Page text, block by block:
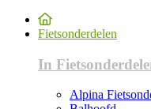
Fietsonderdelen
In
Alpina